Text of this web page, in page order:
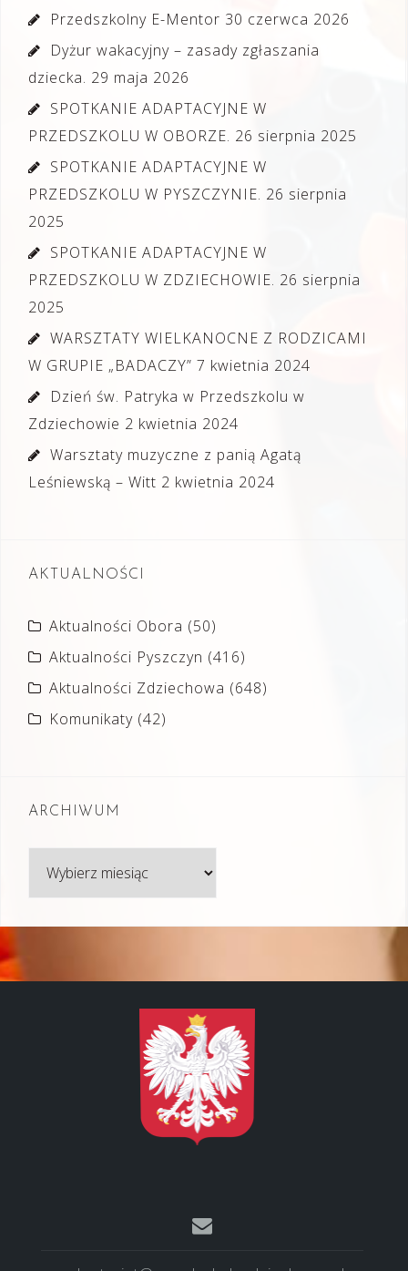
Przedszkolny E-Mentor 30 czerwca 2026
Dyżur wakacyjny – zasady zgłaszania
dziecka. 29 maja 2026
SPOTKANIE ADAPTACYJNE W
PRZEDSZKOLU W OBORZE. 26 sierpnia 2025
SPOTKANIE ADAPTACYJNE W
PRZEDSZKOLU W PYSZCZYNIE. 26 sierpnia
2025
SPOTKANIE ADAPTACYJNE W
PRZEDSZKOLU W ZDZIECHOWIE. 26 sierpnia
2025
WARSZTATY WIELKANOCNE Z RODZICAMI
W GRUPIE „BADACZY” 7 kwietnia 2024
Dzień św. Patryka w Przedszkolu w
Zdziechowie 2 kwietnia 2024
Warsztaty muzyczne z panią Agatą
Leśniewską – Witt 2 kwietnia 2024
AKTUALNOŚCI
Aktualności Obora (50)
Aktualności Pyszczyn (416)
Aktualności Zdziechowa (648)
Komunikaty (42)
ARCHIWUM